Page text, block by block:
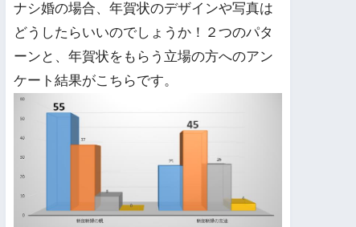
ナシ婚の場合、年賀状のデザインや写真は
どうしたらいいのでしょうか！２つのパタ
ーンと、年賀状をもらう立場の方へのアン
ケート結果がこちらです。